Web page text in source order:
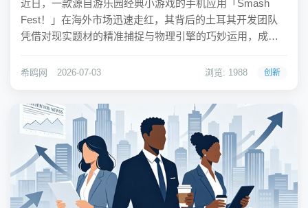
近日，一款源自游乐园经典小游戏的手机应用「Smash
Fest！」在海外市场迅速走红，其背后的土耳其开发团队
凭借对现实题材的精准捕捉与物理引擎的巧妙运用，成功
戏在扣除平台分成后，日流水已稳定在5万美元左右，月流
希鸥网 2026-07-03 浏览: 1988 创新